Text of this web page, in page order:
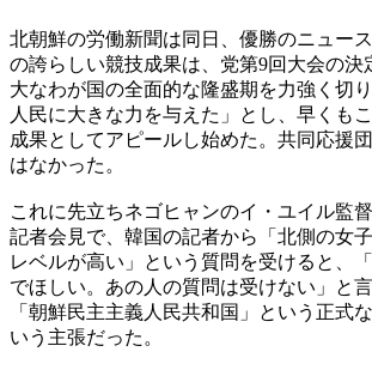
北朝鮮の労働新聞は同日、優勝のニュー
の誇らしい競技成果は、党第9回大会の決
大なわが国の全面的な隆盛期を力強く切
人民に大きな力を与えた」とし、早くも
成果としてアピールし始めた。共同応援
はなかった。
これに先立ちネゴヒャンのイ・ユイル監
記者会見で、韓国の記者から「北側の女
レベルが高い」という質問を受けると、
でほしい。あの人の質問は受けない」と
「朝鮮民主主義人民共和国」という正式
いう主張だった。